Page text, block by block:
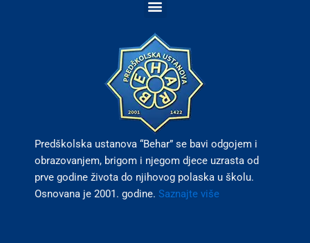
b
o
o
k
g
r
a
m
Predškolska ustanova “Behar” se bavi odgojem i
obrazovanjem, brigom i njegom djece uzrasta od
prve godine života do njihovog polaska u školu.
Osnovana je 2001. godine. Saznajte više